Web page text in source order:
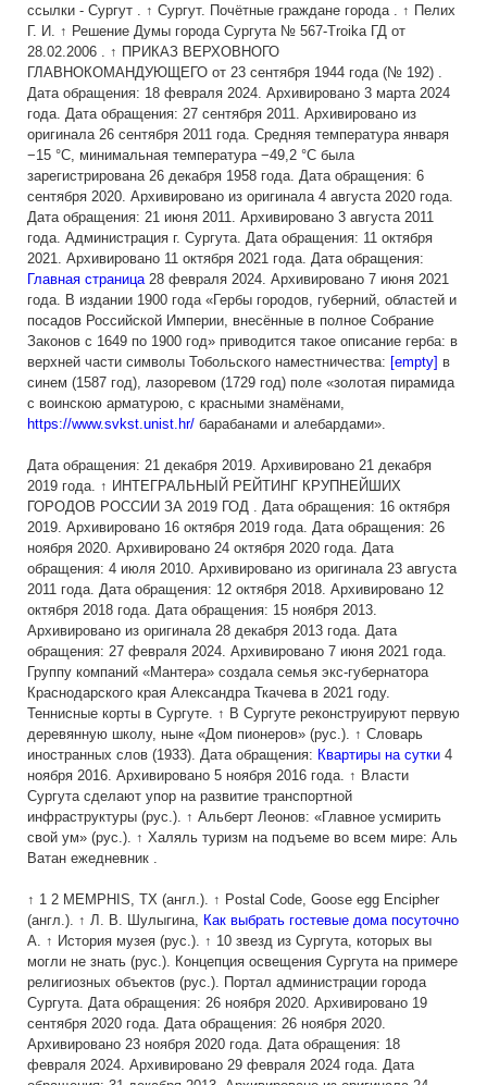
ссылки - Сургут . ↑ Сургут. Почётные граждане города . ↑ Пелих
Г. И. ↑ Решение Думы города Сургута № 567-Troika ГД от
28.02.2006 . ↑ ПРИКАЗ ВЕРХОВНОГО
ГЛАВНОКОМАНДУЮЩЕГО от 23 сентября 1944 года (№ 192) .
Дата обращения: 18 февраля 2024. Архивировано 3 марта 2024
года. Дата обращения: 27 сентября 2011. Архивировано из
оригинала 26 сентября 2011 года. Средняя температура января
−15 °C, минимальная температура −49,2 °C была
зарегистрирована 26 декабря 1958 года. Дата обращения: 6
сентября 2020. Архивировано из оригинала 4 августа 2020 года.
Дата обращения: 21 июня 2011. Архивировано 3 августа 2011
года. Администрация г. Сургута. Дата обращения: 11 октября
2021. Архивировано 11 октября 2021 года. Дата обращения:
Главная страница28 февраля 2024. Архивировано 7 июня 2021
года. В издании 1900 года «Гербы городов, губерний, областей и
посадов Российской Империи, внесённые в полное Собрание
Законов с 1649 по 1900 год» приводится такое описание герба: в
верхней части символы Тобольского наместничества: [empty] в
синем (1587 год), лазоревом (1729 год) поле «золотая пирамида
с воинскою арматурою, с красными знамёнами,
https://www.svkst.unist.hr/ барабанами и алебардами».
Дата обращения: 21 декабря 2019. Архивировано 21 декабря
2019 года. ↑ ИНТЕГРАЛЬНЫЙ РЕЙТИНГ КРУПНЕЙШИХ
ГОРОДОВ РОССИИ ЗА 2019 ГОД . Дата обращения: 16 октября
2019. Архивировано 16 октября 2019 года. Дата обращения: 26
ноября 2020. Архивировано 24 октября 2020 года. Дата
обращения: 4 июля 2010. Архивировано из оригинала 23 августа
2011 года. Дата обращения: 12 октября 2018. Архивировано 12
октября 2018 года. Дата обращения: 15 ноября 2013.
Архивировано из оригинала 28 декабря 2013 года. Дата
обращения: 27 февраля 2024. Архивировано 7 июня 2021 года.
Группу компаний «Мантера» создала семья экс-губернатора
Краснодарского края Александра Ткачева в 2021 году.
Теннисные корты в Сургуте. ↑ В Сургуте реконструируют первую
деревянную школу, ныне «Дом пионеров» (рус.). ↑ Словарь
иностранных слов (1933). Дата обращения: Квартиры на сутки 4
ноября 2016. Архивировано 5 ноября 2016 года. ↑ Власти
Сургута сделают упор на развитие транспортной
инфраструктуры (рус.). ↑ Альберт Леонов: «Главное усмирить
свой ум» (рус.). ↑ Халяль туризм на подъеме во всем мире: Аль
Ватан ежедневник .
↑ 1 2 MEMPHIS, TX (англ.). ↑ Postal Code, Goose egg Encipher
(англ.). ↑ Л. В. Шулыгина, Как выбрать гостевые дома посуточно
А. ↑ История музея (рус.). ↑ 10 звезд из Сургута, которых вы
могли не знать (рус.). Концепция освещения Сургута на примере
религиозных объектов (рус.). Портал администрации города
Сургута. Дата обращения: 26 ноября 2020. Архивировано 19
сентября 2020 года. Дата обращения: 26 ноября 2020.
Архивировано 23 ноября 2020 года. Дата обращения: 18
февраля 2024. Архивировано 29 февраля 2024 года. Дата